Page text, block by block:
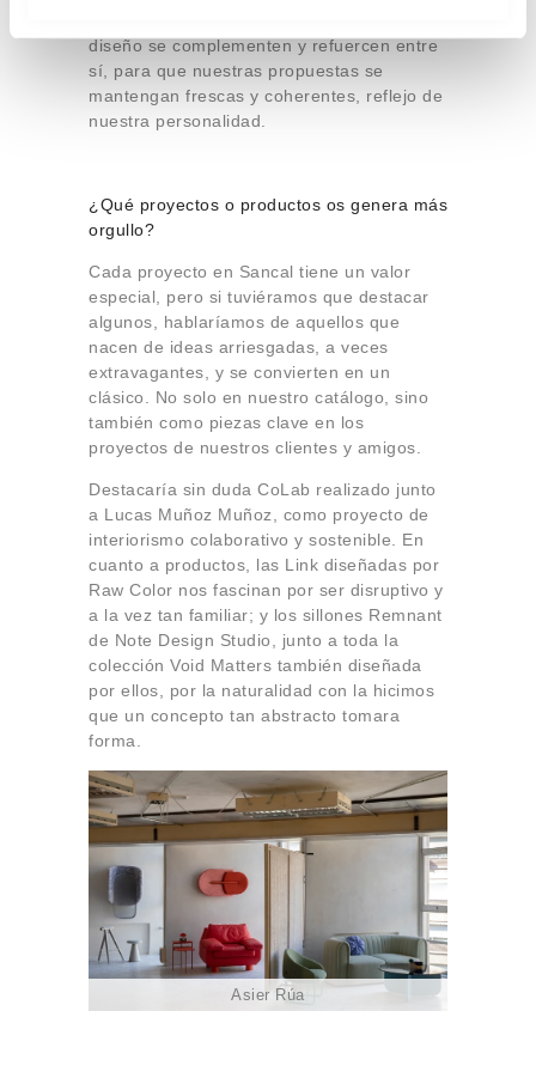
i
diseño se complementen y refuercen entre
sí, para que nuestras propuestas se
mantengan frescas y coherentes, reflejo de
nuestra personalidad.
¿Qué proyectos o productos os genera más
orgullo?
Cada proyecto en Sancal tiene un valor
especial, pero si tuviéramos que destacar
algunos, hablaríamos de aquellos que
nacen de ideas arriesgadas, a veces
extravagantes, y se convierten en un
clásico. No solo en nuestro catálogo, sino
también como piezas clave en los
proyectos de nuestros clientes y amigos.
Destacaría sin duda CoLab realizado junto
a Lucas Muñoz Muñoz, como proyecto de
interiorismo colaborativo y sostenible. En
cuanto a productos, las Link diseñadas por
Raw Color nos fascinan por ser disruptivo y
a la vez tan familiar; y los sillones Remnant
de Note Design Studio, junto a toda la
colección Void Matters también diseñada
por ellos, por la naturalidad con la hicimos
que un concepto tan abstracto tomara
forma.
Asier Rúa